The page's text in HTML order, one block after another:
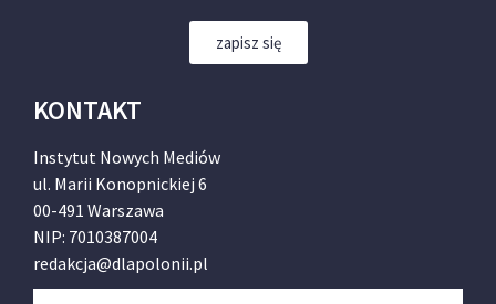
zapisz się
KONTAKT
Instytut Nowych Mediów
ul. Marii Konopnickiej 6
00-491 Warszawa
NIP: 7010387004
redakcja@dlapolonii.pl